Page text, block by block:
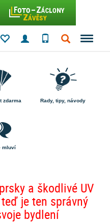
zdarma Rady, tipy, návody
mluví
a škodlivé UV
je ten správný
bydlení